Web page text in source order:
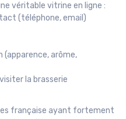
véritable vitrine en ligne :
(téléphone, email)
arôme,
la brasserie
française ayant fortement